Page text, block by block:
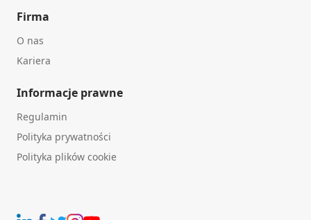
Firma
O nas
Kariera
Informacje prawne
Regulamin
Polityka prywatności
Polityka plików cookie